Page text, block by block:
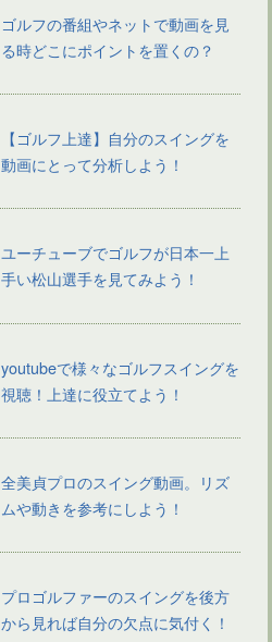
ゴルフの番組やネットで動画を見
る時どこにポイントを置くの？
【ゴルフ上達】自分のスイングを
動画にとって分析しよう！
ユーチューブでゴルフが日本一上
手い松山選手を見てみよう！
youtubeで様々なゴルフスイングを
視聴！上達に役立てよう！
全美貞プロのスイング動画。リズ
ムや動きを参考にしよう！
プロゴルファーのスイングを後方
から見れば自分の欠点に気付く！